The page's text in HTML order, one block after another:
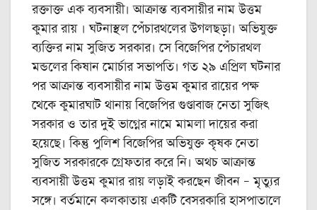
রক্তাক্ত এক ব্যবসায়ী। আক্রান্ত ব্যবসায়ীর নাম উত্তম
কুমার রায় । ঘটনাস্থল পেঁচারথলের উগলছড়া। অভিযুক্ত
ব্যক্তির নাম সুজিত সরকার। সে বিজেপির পেঁচারথল
মন্ডলের কিষান মোর্চার সভাপতি। গত ২৯ এপ্রিল ঘটনার
পর আক্রান্ত ব্যবসায়ীর নাম উত্তম কুমার রায়ের পক্ষ
থেকে কুমারঘাট থানায় বিজেপির গুণ্ডাবাজ নেতা সুজিৎ
সরকার ও তার দুই ভাগ্নের নামে মামলা দায়ের করা
হয়েছে। কিন্তু পুলিশ বিজেপির অভিযুক্ত কৃষক নেতা
সুজিত সরকারকে গ্রেফতার করে নি। অথচ আক্রান্ত
ব্যবসায়ী উত্তম কুমার রায় লড়াই করছেন জীবন – মৃত্যুর
সঙ্গে। বর্তমানে কলকাতায় একটি বেসরকারি হাসপাতালে